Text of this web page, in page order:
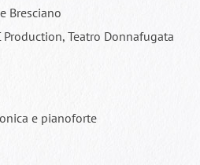
Bresciano
Teatro Donnafugata
e pianoforte